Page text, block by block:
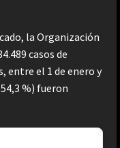
la Organización
casos de
entre el 1 de enero y
%) fueron